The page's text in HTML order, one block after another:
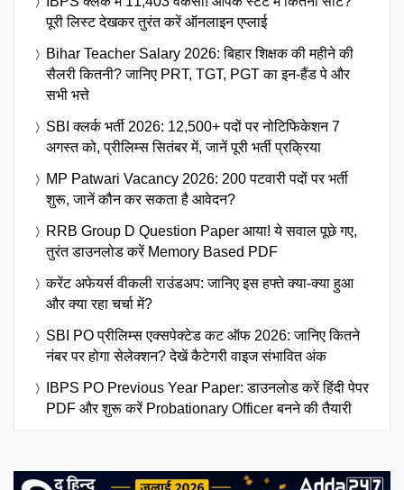
पूरी लिस्ट देखकर तुरंत करें ऑनलाइन एप्लाई
Bihar Teacher Salary 2026: बिहार शिक्षक की महीने की
सैलरी कितनी? जानिए PRT, TGT, PGT का इन-हैंड पे और
सभी भत्ते
SBI क्लर्क भर्ती 2026: 12,500+ पदों पर नोटिफिकेशन 7
अगस्त को, प्रीलिम्स सितंबर में, जानें पूरी भर्ती प्रक्रिया
MP Patwari Vacancy 2026: 200 पटवारी पदों पर भर्ती
शुरू, जानें कौन कर सकता है आवेदन?
RRB Group D Question Paper आया! ये सवाल पूछे गए,
तुरंत डाउनलोड करें Memory Based PDF
करेंट अफेयर्स वीकली राउंडअप: जानिए इस हफ्ते क्या-क्या हुआ
और क्या रहा चर्चा में?
SBI PO प्रीलिम्स एक्सपेक्टेड कट ऑफ 2026: जानिए कितने
नंबर पर होगा सेलेक्शन? देखें कैटेगरी वाइज संभावित अंक
IBPS PO Previous Year Paper: डाउनलोड करें हिंदी पेपर
PDF और शुरू करें Probationary Officer बनने की तैयारी